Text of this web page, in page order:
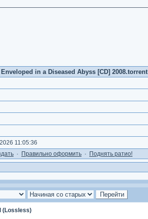
in a Diseased Abyss [CD] 2008.torrent
11:05:36
· Правильно оформить · Поднять ратио!
(Lossless)